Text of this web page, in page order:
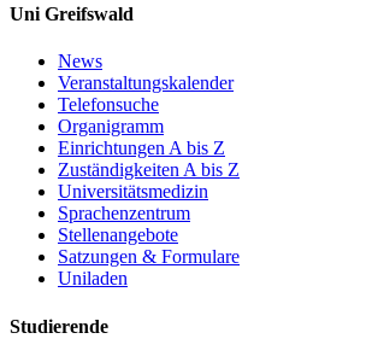
Uni Greifswald
News
Veranstaltungskalender
Telefonsuche
Organigramm
Einrichtungen A bis Z
Zuständigkeiten A bis Z
Universitätsmedizin
Sprachenzentrum
Stellenangebote
Satzungen & Formulare
Uniladen
Studierende